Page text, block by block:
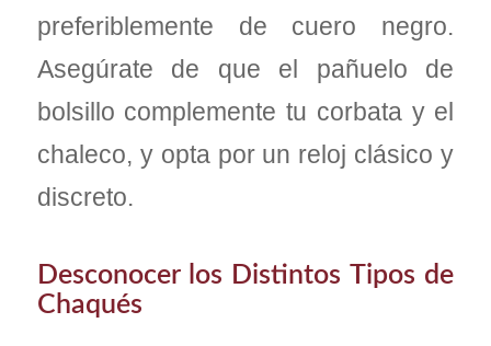
preferiblemente de cuero negro.
Asegúrate de que el pañuelo de
bolsillo complemente tu corbata y el
chaleco, y opta por un reloj clásico y
discreto.
Desconocer los Distintos Tipos de
Chaqués